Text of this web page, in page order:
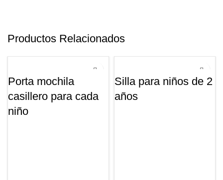
Productos Relacionados
Porta mochila
casillero para cada
niño
Silla para niños de 2
años